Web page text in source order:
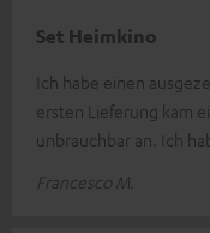
Set Heimkino
Ich habe einen
ersten Lieferung kam
unbrauchbar an. Ich
Francesco M.